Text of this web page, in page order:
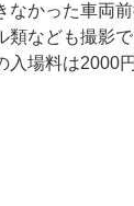
なかった車両
類なども撮影
入場料は2000